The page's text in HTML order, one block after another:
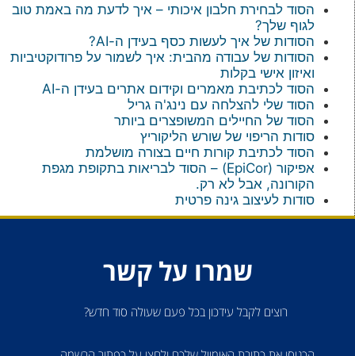
הסוד לבחירת חלבון איכותי – איך לדעת מה באמת טוב
לגוף שלך?
הסודות של איך לעשות כסף בעידן ה-AI?
הסודות של עבודה מהבית: איך לשמור על פרודוקטיביות
ואיזון אישי בקלות
הסוד לכתיבת מאמרים וקידום אתרים בעידן ה-AI
הסוד שלי להצלחה עם נינג'ה גריל
הסוד של החיילים המשופצרים ביותר
סודות הריפוי של שורש הליקוריץ
הסוד לכתיבת קורות חיים בצורה מושלמת
אפיקור (EpiCor) – הסוד לבריאות בתקופת מגפת
הקורונה, אבל לא רק.
סודות לעיצוב גינה פרטית
שמרו על קשר
רוצים לקבל עידכון בכל פעם שעולה סוד חדש?